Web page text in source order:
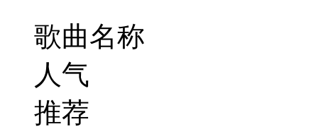
歌曲名称
人气
推荐